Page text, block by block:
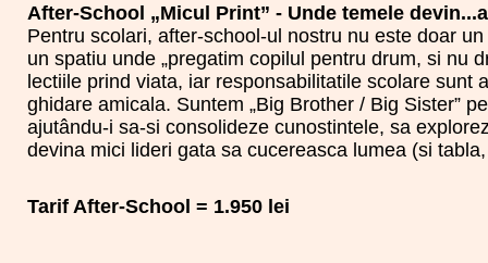
After-School „Micul Print” - Unde temele
Pentru scolari, after-school-ul nostru nu este doar
un spatiu unde „pregatim copilul pentru drum, si nu
lectiile prind viata, iar responsabilitatile scolare sunt
ghidare amicala. Suntem „Big Brother / Big Sister”
ajutându-i sa-si consolideze cunostintele, sa
devina mici lideri gata sa cucereasca lumea (si
Tarif After-School = 1.950 lei